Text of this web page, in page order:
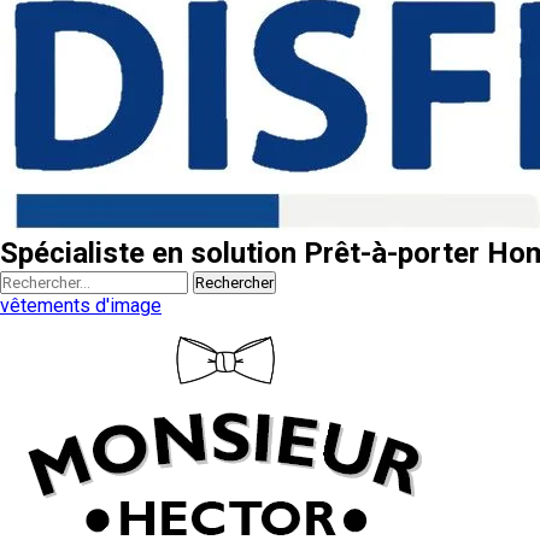
Spécialiste en solution Prêt-à-porter
Rechercher
vêtements d'image